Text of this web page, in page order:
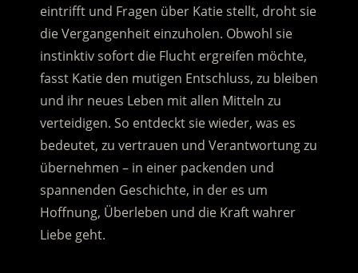
eintrifft und Fragen über Katie stellt, droht sie
die Vergangenheit einzuholen. Obwohl sie
instinktiv sofort die Flucht ergreifen möchte,
fasst Katie den mutigen Entschluss, zu bleiben
und ihr neues Leben mit allen Mitteln zu
verteidigen. So entdeckt sie wieder, was es
bedeutet, zu vertrauen und Verantwortung zu
übernehmen – in einer packenden und
spannenden Geschichte, in der es um
Hoffnung, Überleben und die Kraft wahrer
Liebe geht.